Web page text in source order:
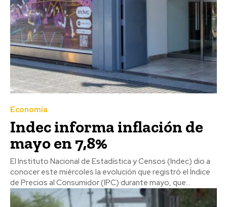
Economía
Indec informa inflación de
mayo en 7,8%
El Instituto Nacional de Estadística y Censos (Indec) dio a
conocer este miércoles la evolución que registró el Índice
de Precios al Consumidor (IPC) durante mayo, que...